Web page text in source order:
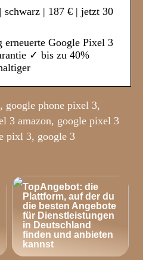
| 187 € | jetzt 30
erneuerte Google Pixel 3
✓ bis zu 40%
google phone pixel 3,
3 amazon, google pixel 3
pixl 3, google 3
TopAngebot: die
Plattform, auf der du
die besten Angebote
für Dienstleistungen
in Deutschland
finden und anbieten
kannst